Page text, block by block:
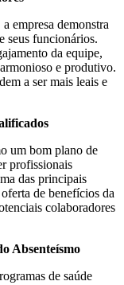
empresa demonstra
seus funcionários.
da equipe,
e produtivo.
a ser mais leais e
um bom plano de
profissionais
das principais
de benefícios da
colaboradores
Absenteísmo
de saúde